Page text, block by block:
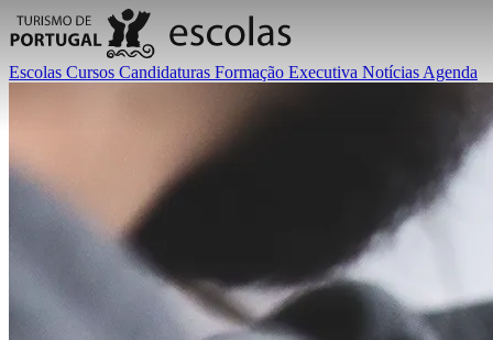
Escolas Cursos Candidaturas Formação Executiva Notícias Agenda